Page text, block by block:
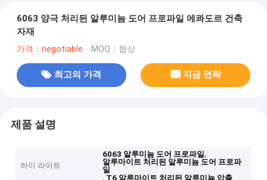
6063 양극 처리된 알루미늄 도어 프로파일 에콰도르 건축
자재
가격：negotiable MOQ：협상
최고의 가격 지금 연락
제품 설명
하이 라이트
6063 알루미늄 도어 프로파일,
알루마이트 처리된 알루미늄 도어 프로파
일
, T6 알루마이트 처리된 알루미늄 압출